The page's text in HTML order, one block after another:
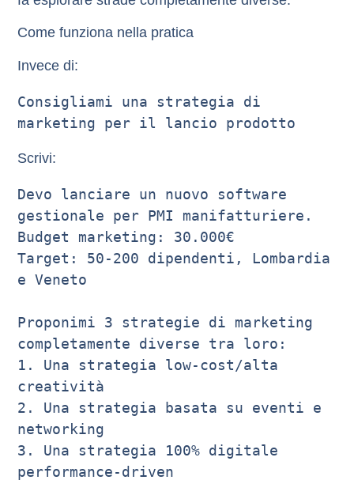
Come funziona nella pratica
Invece di:
Consigliami una strategia di
Scrivi:
Devo lanciare un nuovo software
gestionale per PMI manifatturiere.
Budget marketing: 30.000€
Target: 50-200 dipendenti, Lombardia
e Veneto
Proponimi 3 strategie di marketing
completamente diverse tra loro:
1. Una strategia low-cost/alta
creatività
2. Una strategia basata su eventi e
networking
3. Una strategia 100% digitale
performance-driven